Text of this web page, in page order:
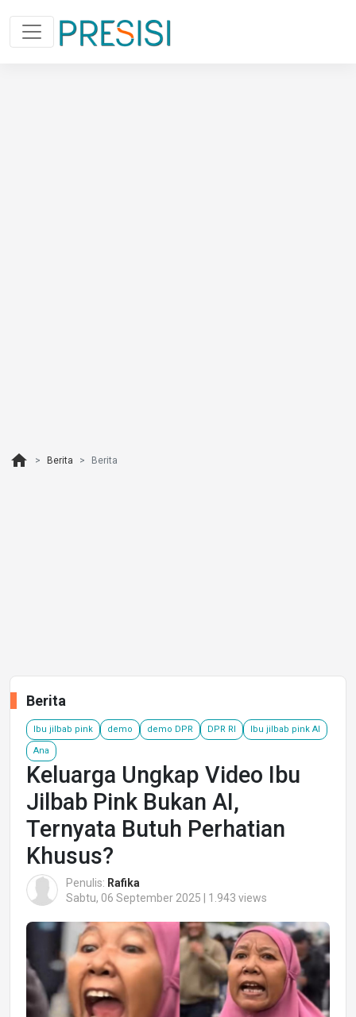
home Berita Berita
Berita
Ibu jilbab pink demo demo DPR DPR RI Ibu jilbab pink AI
Ana
Keluarga Ungkap Video Ibu
Jilbab Pink Bukan AI,
Ternyata Butuh Perhatian
Khusus?
Penulis: Rafika
Sabtu, 06 September 2025 | 1.943 views